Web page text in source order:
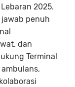
2025.
jawab penuh
dan
Terminal